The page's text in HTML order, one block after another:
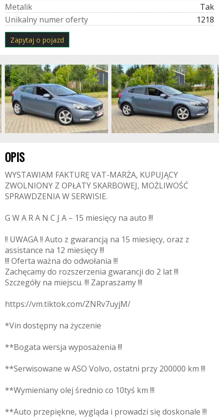
Metalik
Tak
Unikalny numeroferty 1218
Zapytaj o pojazd
OPIS
WYSTAWIAM FAKTURĘ VAT-MARŻA, KUPUJĄCY
ZWOLNIONY Z OPŁATY SKARBOWEJ, MOŻLIWOŚĆ
SPRAWDZENIA W SERWISIE.
G W A R A N C J A – 15 miesięcy na auto !!!
!! UWAGA !! Auto z gwarancją na 15 miesięcy, oraz z
assistance na 12 miesięcy !!!
!!! Oferta ważna do odwołania !!!
Zachęcamy do rozszerzenia gwarancji do 2 lat !!!
Szczegóły na miejscu. !!! Zapraszamy !!!
https://vm.tiktok.com/ZNRv7uyjM/
*Vin dostępny na życzenie
**Bogata wersja wyposażenia !!!
**Serwisowane w ASO Volvo, ostatni przy 200000 km !!!
**Wymieniany olej średnio co 10tyś km !!!
**Auto przepiękne, wygląda i prowadzi się doskonale !!!